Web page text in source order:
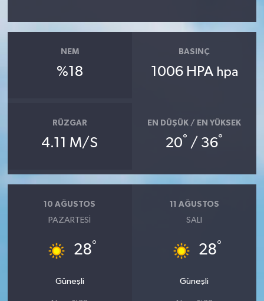
NEM
%18
BASINÇ
1006 HPA hpa
RÜZGAR
4.11 M/S
EN DÜŞÜK / EN YÜKSEK
20° / 36°
10 AĞUSTOS
PAZARTESI
28°
Güneşli
11 AĞUSTOS
SALI
28°
Güneşli